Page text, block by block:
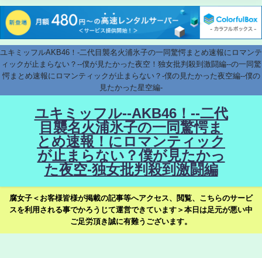
ユキミッフルAKB46！-二代目襲名火浦氷子の一同驚愕まとめ速報にロマンテ
ィックが止まらない？--僕が見たかった夜空！独女批判殺到激闘編--の一同驚
愕まとめ速報にロマンティックが止まらない？-僕の見たかった夜空編--僕の
見たかった星空編-
ユキミッフル--AKB46！--二代
目襲名火浦氷子の一同驚愕ま
とめ速報！にロマンティック
が止まらない？僕が見たかっ
た夜空-独女批判殺到激闘編
腐女子＜お客様皆様が掲載の記事等へアクセス、閲覧、こちらのサービ
スを利用される事でかろうじて運営できています＞本日は足元が悪い中
ご足労頂き誠に有難うございます。